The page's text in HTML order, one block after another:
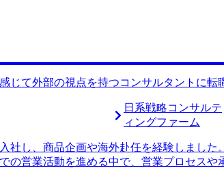
じて外部の視点を持つコンサルタントに転
日系戦略コンサルテ
ィングファーム
社し、商品企画や海外赴任を経験しまし
の営業活動を進める中で、営業プロセス